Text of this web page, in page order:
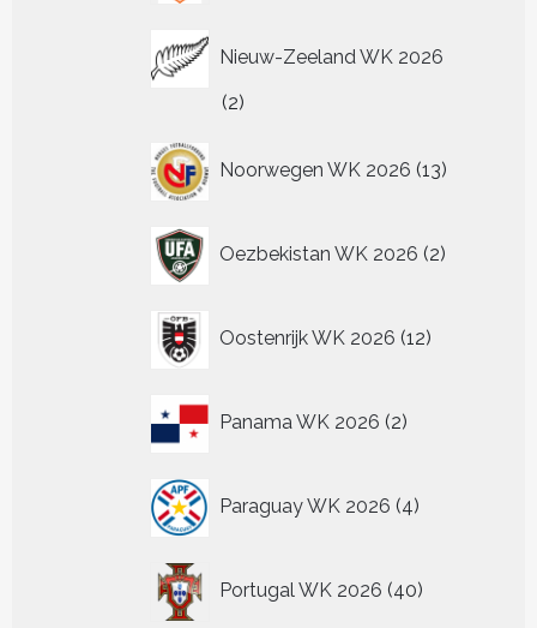
Nieuw-Zeeland WK 2026
22
Noorwegen WK 2026 13
producten
Oezbekistan WK 2026 2
producten
Oostenrijk WK 2026 12
producten
Panama WK 2026 2
producten
Paraguay WK 2026 4
producten
Portugal WK 2026 40
producten